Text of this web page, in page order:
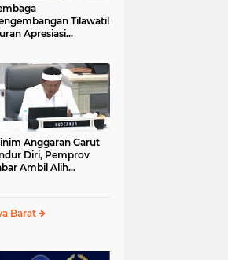
Tilawatil
Apresiasi
MTQ Jabar
Anggaran Garut
Diri, Pemprov
Ambil Alih
Barat